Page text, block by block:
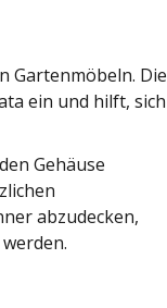
Gartenmöbeln. Die
ein und hilft, sich
Gehäuse
abzudecken,